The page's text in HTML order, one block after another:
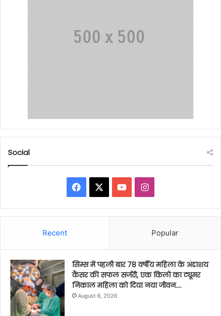
Social
Facebook YouTubeInstagram
Recent Popular
सिम्स में पहली बार 78 वर्षीय महिला के अंडाशय
कैंसर की सफल सर्जरी, एक किलो का ट्यूमर
निकाल महिला को दिया नया जीवन….
August 6, 2026